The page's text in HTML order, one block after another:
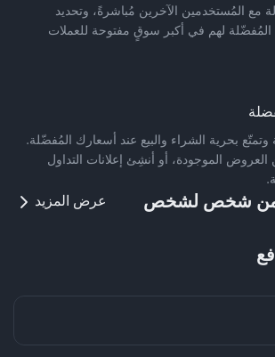
مع المُستخدمين الآخرين مُباشرةً، وتحديد
لهم في أكبر سوقٍ مفتوحة للعملات
وتمتّع بحرية الشراء والبيع عند أسعارك المُفضّلة.
العروض الموجودة، أو أنشِئ إعلانات التداول
من شخص لشخص عرض المزيد